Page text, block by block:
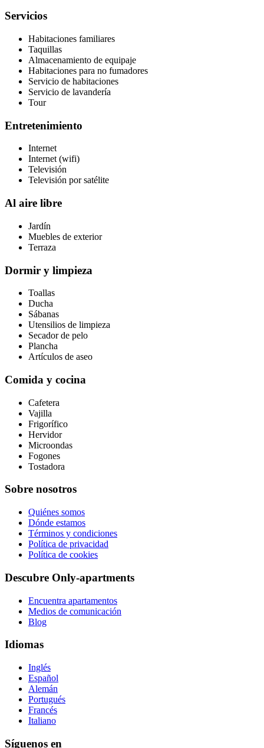
Servicios
Habitaciones familiares
Taquillas
Almacenamiento de equipaje
Habitaciones para no fumadores
Servicio de habitaciones
Servicio de lavandería
Tour
Entretenimiento
Internet
Internet (wifi)
Televisión
Televisión por satélite
Al aire libre
Jardín
Muebles de exterior
Terraza
Dormir y limpieza
Toallas
Ducha
Sábanas
Utensilios de limpieza
Secador de pelo
Plancha
Artículos de aseo
Comida y cocina
Cafetera
Vajilla
Frigorífico
Hervidor
Microondas
Fogones
Tostadora
Sobre nosotros
Quiénes somos
Dónde estamos
Términos y condiciones
Política de privacidad
Política de cookies
Descubre Only-apartments
Encuentra apartamentos
Medios de comunicación
Blog
Idiomas
Inglés
Español
Alemán
Portugués
Francés
Italiano
Síguenos en